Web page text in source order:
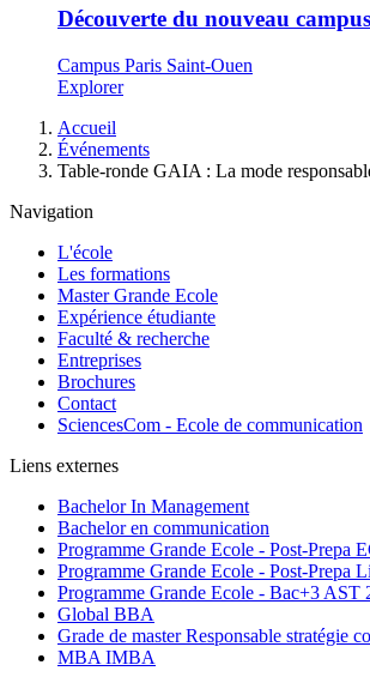
Découverte du nouveau
Campus Paris Saint-Ouen
Explorer
d'Ariane
Accueil
Événements
Table-ronde GAIA : La mode
Navigation
L'école
Les formations
Master Grande Ecole
Expérience étudiante
Faculté & recherche
Entreprises
Brochures
Contact
SciencesCom - Ecole de communication
Liens externes
Bachelor In Management
Bachelor en communication
Programme Grande Ecole - Post-Prepa
Programme Grande Ecole - Post-Prepa
Programme Grande Ecole - Bac+3 AST
Global BBA
Grade de master Responsable stratégie
MBA IMBA